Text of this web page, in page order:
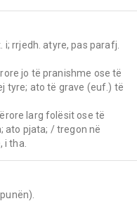
i; rrjedh. atyre, pas parafj.
jo të pranishme ose të
tyre; ato të grave (euf.) të
larg folësit ose të
tha.